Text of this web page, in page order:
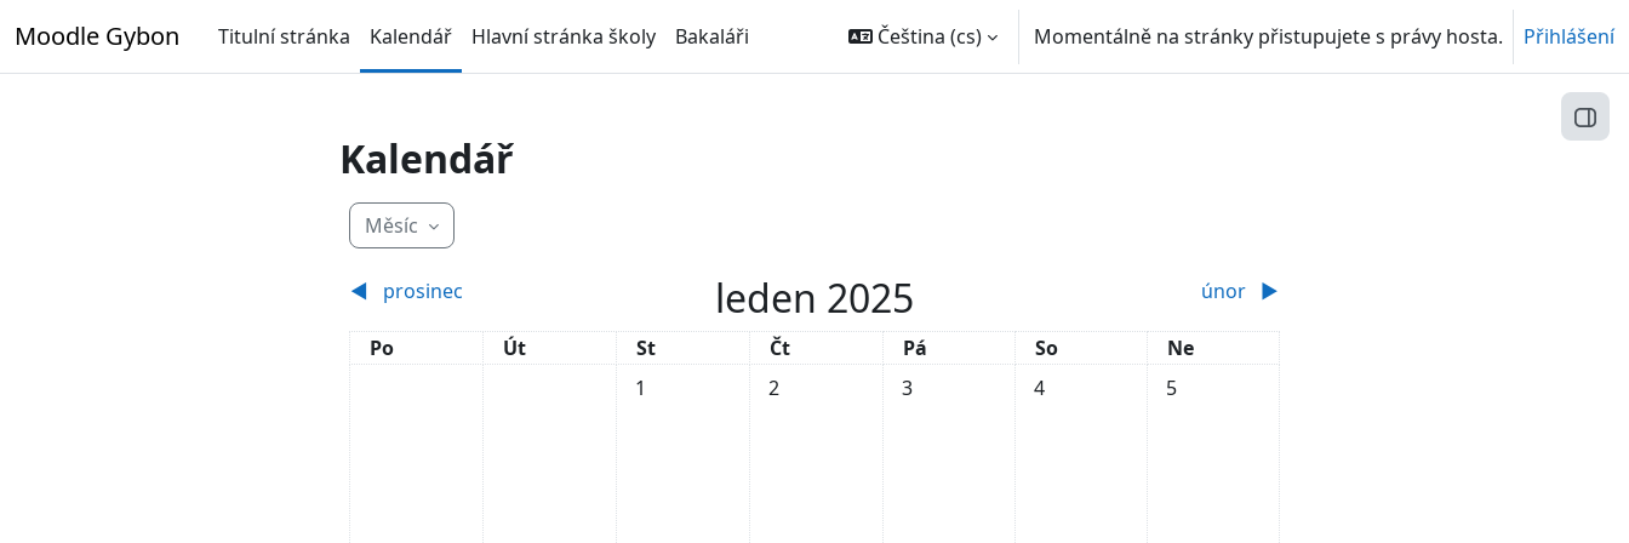
Moodle Gybon Titulní stránka Kalendář Hlavní stránka školy Bakaláři Čeština ‎(cs)‎ Momentálně na stránky přistupujete s právy hosta. Přihlášení
Kalendář
Měsíc
◀︎ prosinec leden 2025 únor ▶︎
Pondělí
Po Úterý
Út Středa
St Čtvrtek
Čt Pátek
Pá Sobota
So Neděle
Ne
Žádné události, středa, 1. ledna
1 Žádné události, čtvrtek, 2. ledna
2 Žádné události, pátek, 3. ledna
3 Žádné události, sobota, 4. ledna
4 Žádné události, neděle, 5. ledna
5